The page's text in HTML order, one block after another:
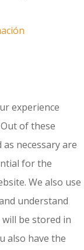
experience
of these
necessary are
for the
We also use
understand
be stored in
also have the